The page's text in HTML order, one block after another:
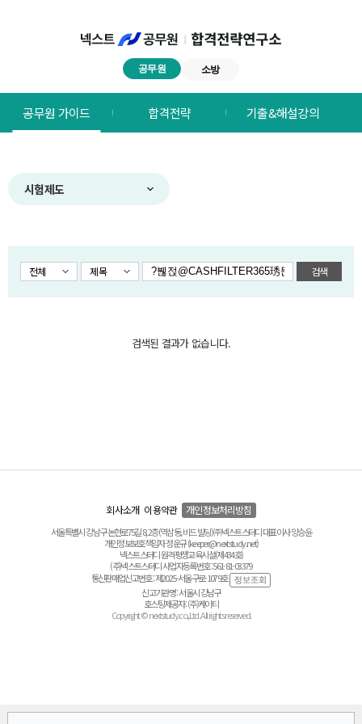
공무원 소방
합격전략연구소
메뉴
공무원 가이드 합격전략 기출&해설강의
시험제도
전체 제목 검색
검색된 결과가 없습니다.
회사소개 이용약관 개인정보처리방침
서울특별시 강남구 논현로75길 8, 2층(역삼동, 비드 빌딩) ㈜넥스트스터디 대표이사 양승윤
개인정보보호책임자 정운규 (keeper@nextstudy.net)
넥스트스터디 원격평생교육시설(제434호)
(주)넥스트스터디 사업자등록번호 : 561-81-03379
통신판매업신고번호 : 제2025-서울구로-1079호
신고기관명 : 서울시 강남구
호스팅제공자 : (주)케이티
Copyright © nextstudy.co.,Ltd. All rights reserved.